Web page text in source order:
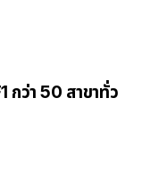
กว่า 50 สาขาทั่ว